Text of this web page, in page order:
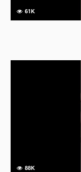
61K
88K